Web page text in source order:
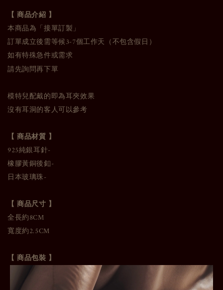
【 商品介紹 】
本商品為「接單訂製」
訂單成立後需等候3-7個工作天（不包含假日）
如有特殊急件或需求
請先詢問再下單
模特兒配戴的即為耳夾效果
沒有耳洞的客人可以參考
【 商品材質 】
925純銀耳針-
橡膠黃銅後釦-
日本玻璃珠-
【 商品尺寸 】
全長約8CM
寬度約2.5CM
【 商品包裝 】